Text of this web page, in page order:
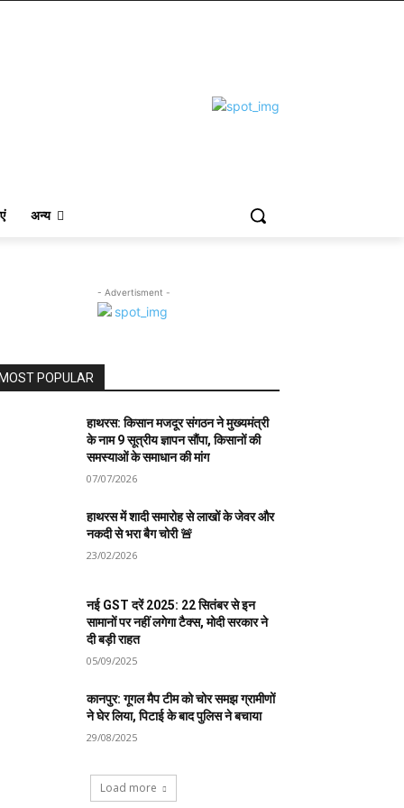
अन्य
- Advertisment -
MOST POPULAR
हाथरस: किसान मजदूर संगठन ने मुख्यमंत्री
के नाम 9 सूत्रीय ज्ञापन सौंपा, किसानों की
समस्याओं के समाधान की मांग
07/07/2026
हाथरस में शादी समारोह से लाखों के जेवर और
नकदी से भरा बैग चोरी 🚨
23/02/2026
नई GST दरें 2025: 22 सितंबर से इन
सामानों पर नहीं लगेगा टैक्स, मोदी सरकार ने
दी बड़ी राहत
05/09/2025
कानपुर: गूगल मैप टीम को चोर समझ ग्रामीणों
ने घेर लिया, पिटाई के बाद पुलिस ने बचाया
29/08/2025
Load more